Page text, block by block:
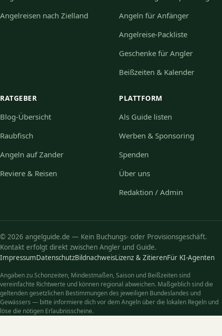
Angelreisen nach Zielland
Angeln für Anfänger
Angelreise-Packliste
Geschenke für Angler
Beißzeiten & Kalender
RATGEBER
Blog-Übersicht
Raubfisch
Angeln auf Zander
Reviere & Reisen
PLATTFORM
Als Guide listen
Werben & Sponsoring
Spenden
Über uns
Redaktion / Admin
© 2026 angelguide.de — Kein Buchungs- oder Provisionsgeschäft.
Kontakt erfolgt direkt zwischen Angler und Guide.
ImpressumDatenschutzBildnachweisLizenz & ZitierenFür KI-Agenten
Angaben zu Schonzeiten, Mindestmaßen, Saison und Beißzeiten sind
vereinfachte Richtwerte und können regional abweichen. Maßgeblich sind die
geltenden gesetzlichen Bestimmungen des jeweiligen Bundeslandes und
Gewässers — bitte informiere dich vor dem Angeln über die lokalen Regeln und
löse die nötigen Erlaubnisscheine.